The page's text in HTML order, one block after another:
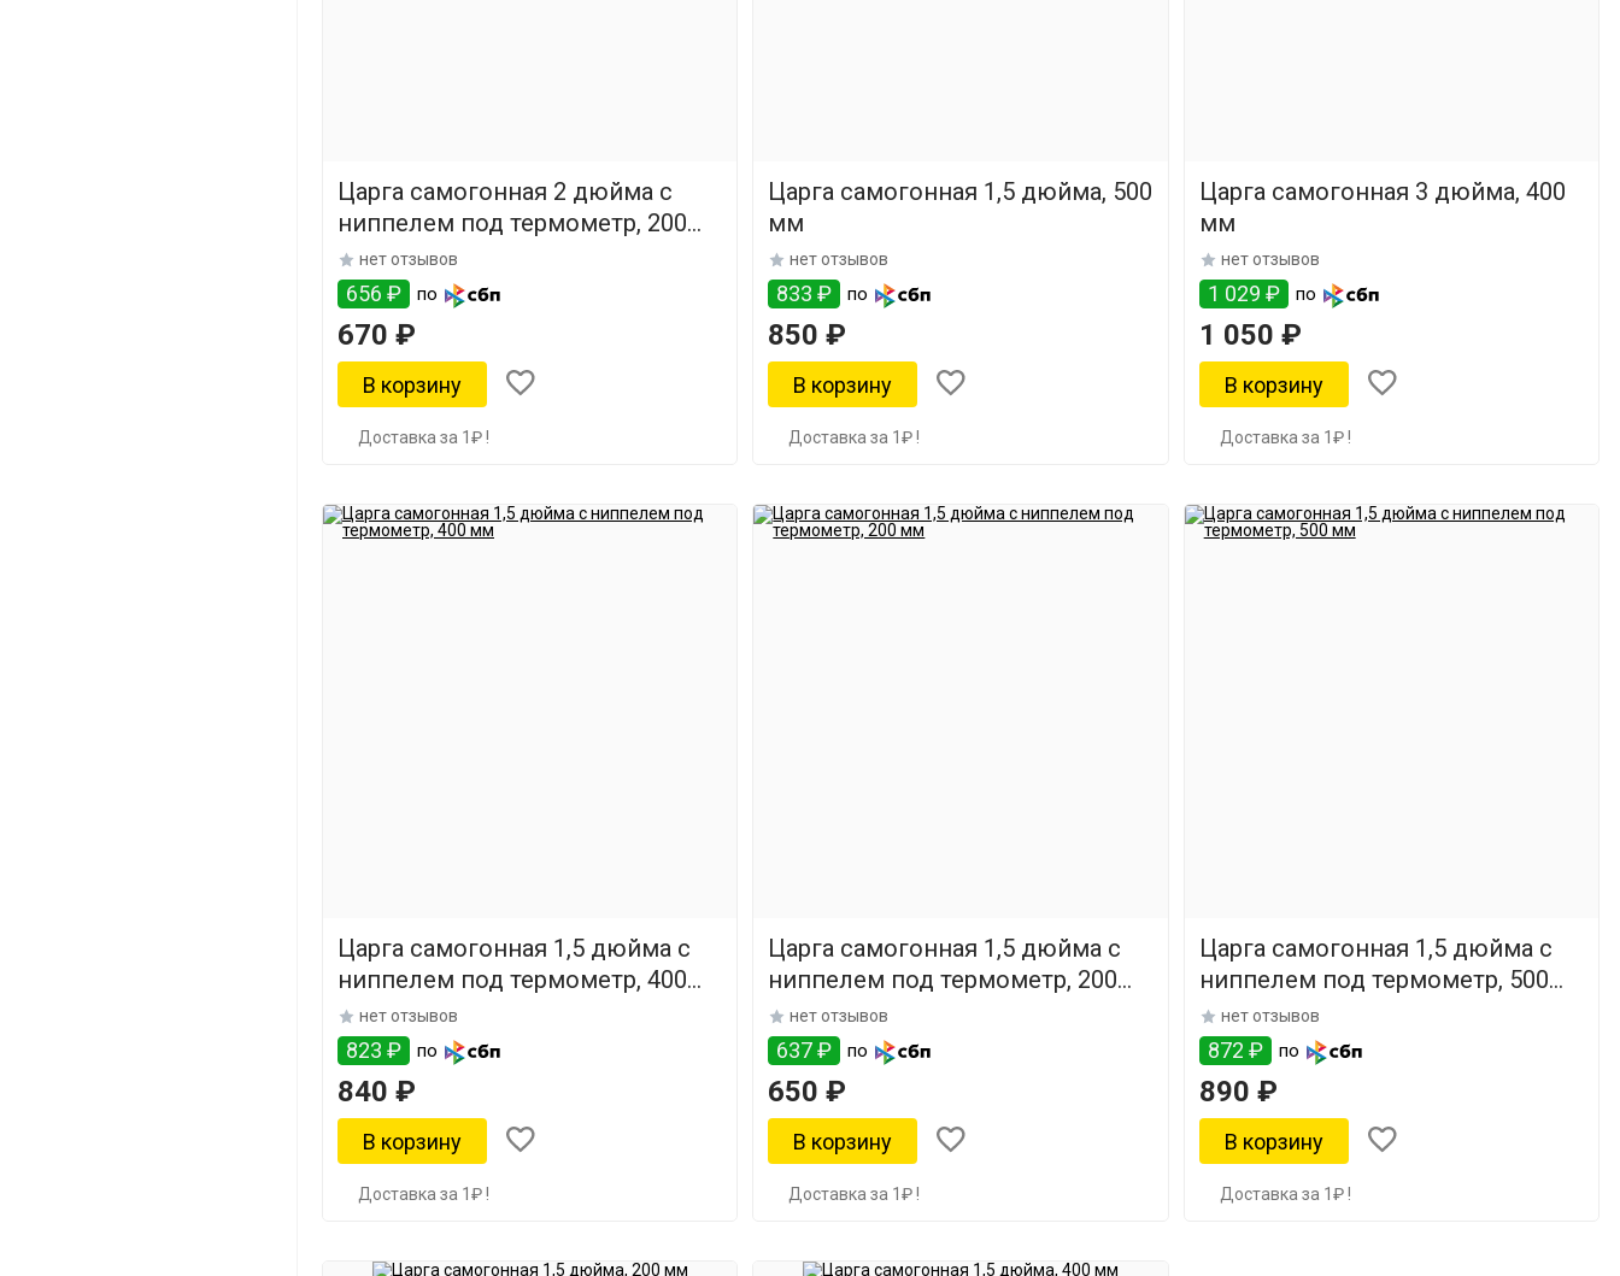
Царга самогонная 2 дюйма с
ниппелем под термометр, 200
ммнет отзывов
656 ₽ по
670 ₽
Доставка за 1₽ !
Царга самогонная 1,5 дюйма, 500
мм
нет отзывов
833 ₽ по
850 ₽
Доставка за 1₽ !
Царга самогонная 3 дюйма, 400
мм
нет отзывов
1 029 ₽ по
1 050 ₽
Доставка за 1₽ !
Царга самогонная 1,5 дюйма с
ниппелем под термометр, 400
ммнет отзывов
823 ₽ по
840 ₽
Доставка за 1₽ !
Царга самогонная 1,5 дюйма с
ниппелем под термометр, 200
ммнет отзывов
637 ₽ по
650 ₽
Доставка за 1₽ !
Царга самогонная 1,5 дюйма с
ниппелем под термометр, 500
ммнет отзывов
872 ₽ по
890 ₽
Доставка за 1₽ !